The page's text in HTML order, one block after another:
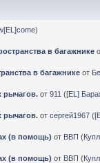
)
в багажнике
в багажнике от
рычагов. от911 ([EL]
рычагов. отсергей1967 (
(в помощь) от ВВП (
(в помощь) от ВВП (